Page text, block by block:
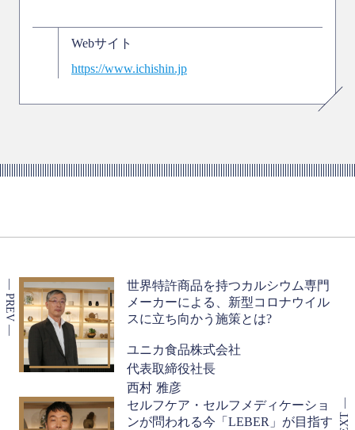
Webサイト
https://www.ichishin.jp
世界特許商品を持つカルシウム専門
メーカーによる、新型コロナウイル
スに立ち向かう施策とは?
ユニカ食品株式会社
代表取締役社長
西村 雅彦
セルフケア・セルフメディケーショ
ンが問われる今「LEBER」が目指す